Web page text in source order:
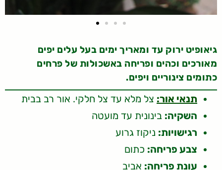
גיאופיט ירוק עד ומאריך ימים בעל עלים יפים
מאורכים וכהים ופריחה באשכולות של פרחים
כתומים צינוריים ויפים.
תנאי אור: צל מלא עד צל חלקי. אור רב בבית
השקיה: בינונית עד מועטה
רגישויות: ניקוז גרוע
צבע פריחה: כתום
עונת פריחה: אביב